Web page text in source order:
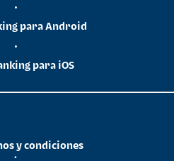
•
para Android
•
para iOS
•
y condiciones